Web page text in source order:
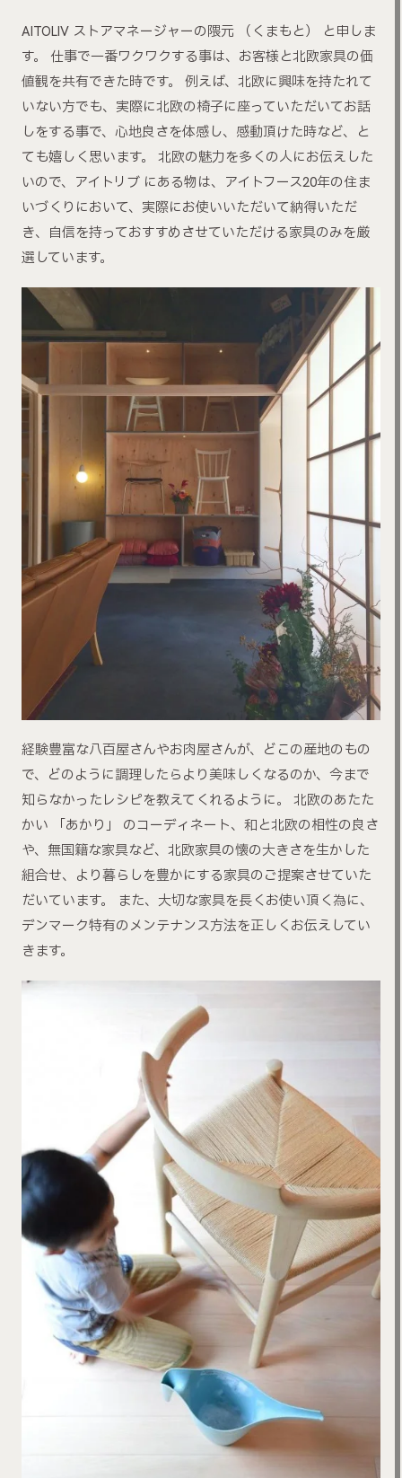
AITOLIV ストアマネージャーの隈元 （くまもと） と申しま
す。 仕事で一番ワクワクする事は、お客様と北欧家具の価
値観を共有できた時です。 例えば、北欧に興味を持たれて
いない方でも、実際に北欧の椅子に座っていただいてお話
しをする事で、心地良さを体感し、感動頂けた時など、と
ても嬉しく思います。 北欧の魅力を多くの人にお伝えした
いので、アイトリブ にある物は、アイトフース20年の住ま
いづくりにおいて、実際にお使いいただいて納得いただ
き、自信を持っておすすめさせていただける家具のみを厳
選しています。
経験豊富な八百屋さんやお肉屋さんが、どこの産地のもの
で、どのように調理したらより美味しくなるのか、今まで
知らなかったレシピを教えてくれるように。 北欧のあたた
かい 「あかり」 のコーディネート、和と北欧の相性の良さ
や、無国籍な家具など、北欧家具の懐の大きさを生かした
組合せ、より暮らしを豊かにする家具のご提案させていた
だいています。 また、大切な家具を長くお使い頂く為に、
デンマーク特有のメンテナンス方法を正しくお伝えしてい
きます。